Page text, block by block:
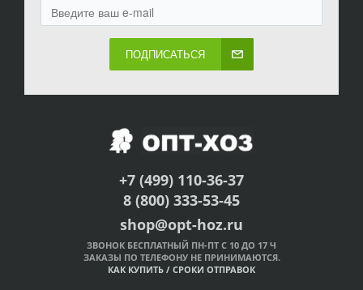
ПОДПИСАТЬСЯ
+7 (499) 110-36-37
8 (800) 333-53-45
shop@opt-hoz.ru
ЗВОНОК БЕСПЛАТНЫЙ ПН-ПТ С 10 ДО 17 Ч
ЗАКАЗЫ ПО ТЕЛЕФОНУ НЕ ПРИНИМАЮТСЯ.
КАК КУПИТЬ / СРОКИ ОТПРАВОК